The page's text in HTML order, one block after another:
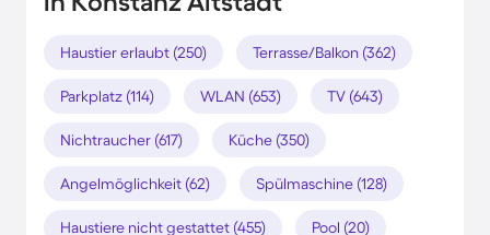
Haustier erlaubt (250) Terrasse/Balkon (362)
Parkplatz (114) WLAN (653) TV (643)
Nichtraucher (617) Küche (350)
Angelmöglichkeit (62) Spülmaschine (128)
Haustiere nicht gestattet (455) Pool (20)